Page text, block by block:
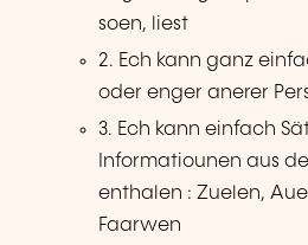
soen, liest
2. Ech kann ganz
oder enger anerer
3. Ech kann einfach
Informatiounen aus
enthalen : Zuelen,
Faarwen